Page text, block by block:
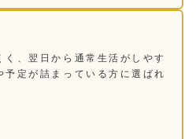
、翌日から通常生活がしやす
定が詰まっている方に選ばれ